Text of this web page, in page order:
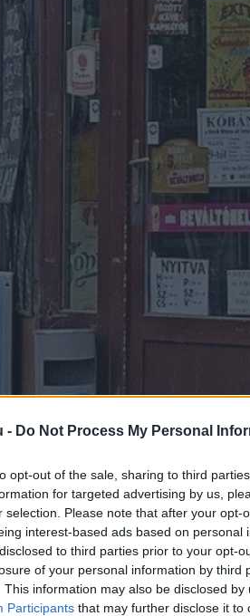
- Do Not Process My Personal
opt-out of the sale, sharing to third
for targeted advertising by us,
selection. Please note that after your opt-
interest-based ads based on personal
to third parties prior to your opt-
of your personal information by third
This information may also be disclosed
Participants that may further disclose it to
a zsebünkbe
2perc
(a vendéglátási